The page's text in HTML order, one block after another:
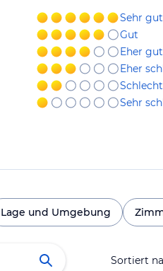
Sehr gut
Gut
Eher gut
Eher
Schlecht
Sehr
Lage und Umgebung
Sortiert